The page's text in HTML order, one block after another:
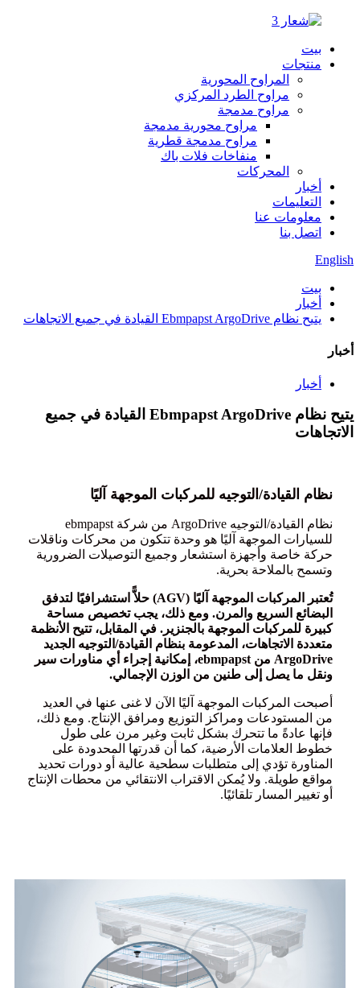
بيت
منتجات
المراوح المحورية
مراوح الطرد المركزي
مراوح مدمجة
مراوح محورية مدمجة
مراوح مدمجة قطرية
منفاخات فلات باك
المحركات
أخبار
التعليمات
معلومات عنا
اتصل بنا
English
بيت
أخبار
يتيح نظام Ebmpapst ArgoDrive القيادة في جميع الاتجاهات
أخبار
أخبار
يتيح نظام Ebmpapst ArgoDrive القيادة في جميع
الاتجاهات
نظام القيادة/التوجيه للمركبات الموجهة آليًا
نظام القيادة/التوجيه ArgoDrive من شركة ebmpapst
للسيارات الموجهة آليًا هو وحدة تتكون من محركات وناقلات
حركة خاصة وأجهزة استشعار وجميع التوصيلات الضرورية
وتسمح بالملاحة بحرية.
تُعتبر المركبات الموجهة آليًا (AGV) حلاًّ استشرافيًا لتدفق
البضائع السريع والمرن. ومع ذلك، يجب تخصيص مساحة
كبيرة للمركبات الموجهة بالجنزير. في المقابل، تتيح الأنظمة
متعددة الاتجاهات، المدعومة بنظام القيادة/التوجيه الجديد
ArgoDrive من ebmpapst، إمكانية إجراء أي مناورات سير
ونقل ما يصل إلى طنين من الوزن الإجمالي.
أصبحت المركبات الموجهة آليًا الآن لا غنى عنها في العديد
من المستودعات ومراكز التوزيع ومرافق الإنتاج. ومع ذلك،
فإنها عادةً ما تتحرك بشكل ثابت وغير مرن على طول
خطوط العلامات الأرضية، كما أن قدرتها المحدودة على
المناورة تؤدي إلى متطلبات سطحية عالية أو دورات تحديد
مواقع طويلة. ولا يُمكن الاقتراب الانتقائي من محطات الإنتاج
أو تغيير المسار تلقائيًا.